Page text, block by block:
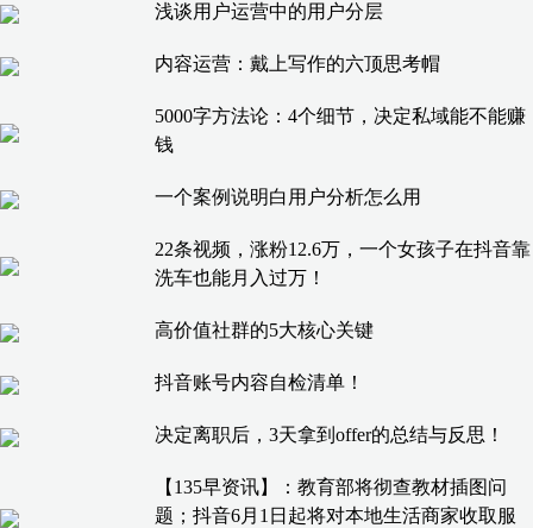
浅谈用户运营中的用户分层
内容运营：戴上写作的六顶思考帽
5000字方法论：4个细节，决定私域能不能赚
钱
一个案例说明白用户分析怎么用
22条视频，涨粉12.6万，一个女孩子在抖音靠
洗车也能月入过万！
高价值社群的5大核心关键
抖音账号内容自检清单！
决定离职后，3天拿到offer的总结与反思！
【135早资讯】：教育部将彻查教材插图问
题；抖音6月1日起将对本地生活商家收取服